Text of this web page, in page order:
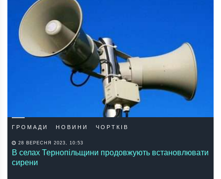
ГРОМАДИ НОВИНИ ЧОРТКІВ
28 ВЕРЕСНЯ 2023, 10:53
В селах Тернопільщини продовжують встановлювати
сирени